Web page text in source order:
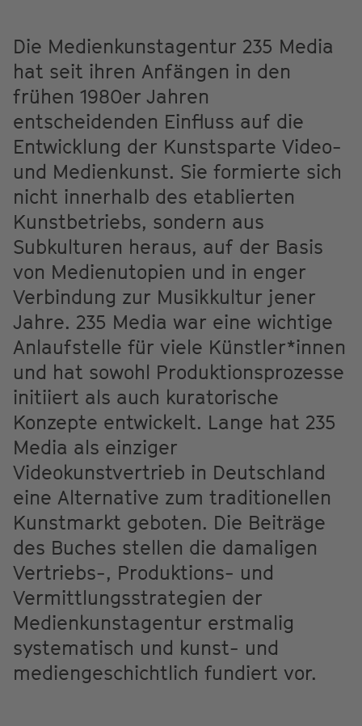
Die Medienkunstagentur 235 Media
hat seit ihren Anfängen in den
frühen 1980er Jahren
entscheidenden Einfluss auf die
Entwicklung der Kunstsparte Video-
und Medienkunst. Sie formierte sich
nicht innerhalb des etablierten
Kunstbetriebs, sondern aus
Subkulturen heraus, auf der Basis
von Medienutopien und in enger
Verbindung zur Musikkultur jener
Jahre. 235 Media war eine wichtige
Anlaufstelle für viele Künstler*innen
und hat sowohl Produktionsprozesse
initiiert als auch kuratorische
Konzepte entwickelt. Lange hat 235
Media als einziger
Videokunstvertrieb in Deutschland
eine Alternative zum traditionellen
Kunstmarkt geboten. Die Beiträge
des Buches stellen die damaligen
Vertriebs-, Produktions- und
Vermittlungsstrategien der
Medienkunstagentur erstmalig
systematisch und kunst- und
mediengeschichtlich fundiert vor.